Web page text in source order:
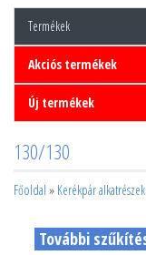
Termékek
Akciós termékek
Új termékek
130/130
Főoldal » Kerékpár alkatrészek